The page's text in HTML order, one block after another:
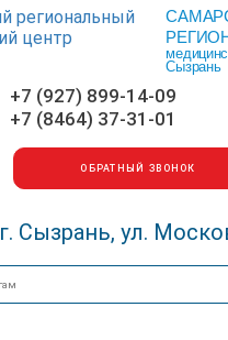
г. Сызрань, ул.
Сызрань
+7 (927) 899-14-09
+7 (8464) 37-31-01
ОБРАТНЫЙ ЗВОНОК